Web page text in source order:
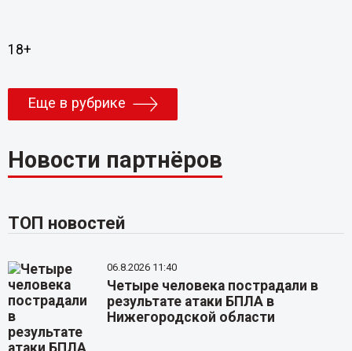
18+
Еще в рубрике
Новости партнёров
ТОП новостей
06.8.2026 11:40
Четыре человека пострадали в
результате атаки БПЛА в
Нижегородской области